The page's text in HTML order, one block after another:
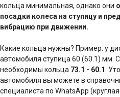
кольца минимальная, однако они
посадки колеса на ступицу и
вибрацию при движении.
Какие кольца нужны? Пример: у
автомобиля ступица 60 (60.1) мм.
необходимы кольца 73.1 - 60.1.
автомобиля вы можете в
специалиста по WhatsApp